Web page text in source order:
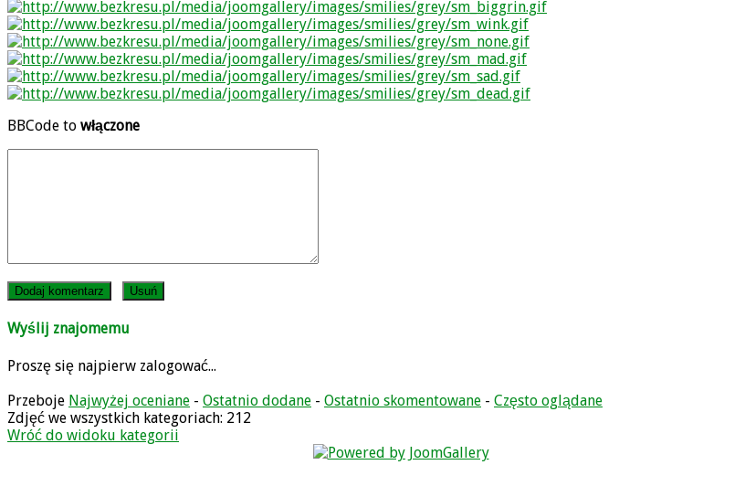
BBCode to włączone
Wyślij znajomemu
Proszę się najpierw zalogować...
Przeboje Najwyżej oceniane - Ostatnio dodane - Ostatnio skomentowane - Często oglądane
Zdjęć we wszystkich kategoriach: 212
Wróć do widoku kategorii